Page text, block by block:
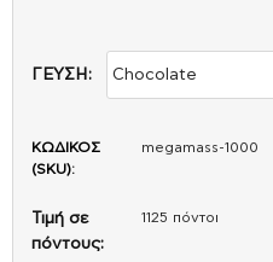
ΓΕΥΣΗ:
ΚΩΔΙΚΟΣ
(SKU):
megamass-1000
Τιμή σε
πόντους:
1125 πόντοι